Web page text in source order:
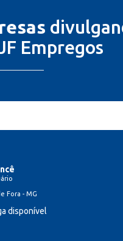
Empregos
Fora - MG
disponível